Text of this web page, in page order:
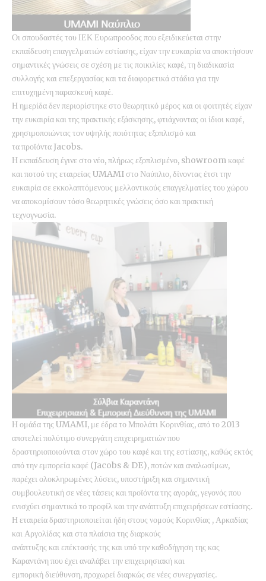
Οι σπουδαστές του ΙΕΚ Ευρωπροοδος που εξειδικεύεται στην
εκπαίδευση επαγγελματιών εστίασης, είχαν την ευκαιρία να αποκτήσουν
σημαντικές γνώσεις σε σχέση με τις ποικιλίες καφέ, τη διαδικασία
συλλογής και επεξεργασίας και τα διαφορετικά στάδια για την
επιτυχημένη παρασκευή καφέ.
Η ημερίδα δεν περιορίστηκε στο θεωρητικό μέρος και οι φοιτητές είχαν
την ευκαιρία και της πρακτικής εξάσκησης, φτιάχνοντας οι ίδιοι καφέ,
χρησιμοποιώντας τον υψηλής ποιότητας εξοπλισμό και
τα προϊόντα Jacobs.
Η εκπαίδευση έγινε στο νέο, πλήρως εξοπλισμένο, showroom καφέ
και ποτού της εταιρείας UMAMI στο Ναύπλιο, δίνοντας έτσι την
ευκαιρία σε εκκολαπτόμενους μελλοντικούς επαγγελματίες του χώρου
να αποκομίσουν τόσο θεωρητικές γνώσεις όσο και πρακτική
τεχνογνωσία.
Η ομάδα της UMAMI, με έδρα το Μπολάτι Κορινθίας, από το 2013
αποτελεί πολύτιμο συνεργάτη επιχειρηματιών που
δραστηριοποιούνται στον χώρο του καφέ και της εστίασης, καθώς εκτός
από την εμπορεία καφέ (Jacobs & DE), ποτών και αναλωσίμων,
παρέχει ολοκληρωμένες λύσεις, υποστήριξη και σημαντική
συμβουλευτική σε νέες τάσεις και προϊόντα της αγοράς, γεγονός που
ενισχύει σημαντικά το προφίλ και την ανάπτυξη επιχειρήσεων εστίασης.
Η εταιρεία δραστηριοποιείται ήδη στους νομούς Κορινθίας , Αρκαδίας
και Αργολίδας και στα πλαίσια της διαρκούς
ανάπτυξης και επέκτασής της και υπό την καθοδήγηση της κας
Καραντάνη που έχει αναλάβει την επιχειρησιακή και
εμπορική διεύθυνση, προχωρεί διαρκώς σε νέες συνεργασίες.